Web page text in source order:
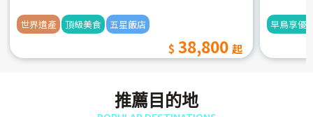
世界遺產 頂級美食 五星飯店
38,800
早鳥享優
推薦目的地